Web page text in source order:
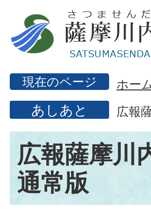
現在のページ ホー
あしあと 広報
広報薩摩川
通常版